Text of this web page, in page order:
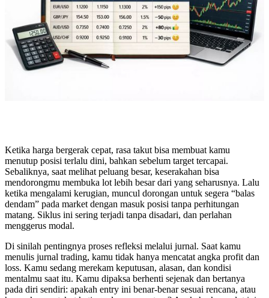
Ketika harga bergerak cepat, rasa takut bisa membuat kamu
menutup posisi terlalu dini, bahkan sebelum target tercapai.
Sebaliknya, saat melihat peluang besar, keserakahan bisa
mendorongmu membuka lot lebih besar dari yang seharusnya. Lalu
ketika mengalami kerugian, muncul dorongan untuk segera “balas
dendam” pada market dengan masuk posisi tanpa perhitungan
matang. Siklus ini sering terjadi tanpa disadari, dan perlahan
menggerus modal.
Di sinilah pentingnya proses refleksi melalui jurnal. Saat kamu
menulis jurnal trading, kamu tidak hanya mencatat angka profit dan
loss. Kamu sedang merekam keputusan, alasan, dan kondisi
mentalmu saat itu. Kamu dipaksa berhenti sejenak dan bertanya
pada diri sendiri: apakah entry ini benar-benar sesuai rencana, atau